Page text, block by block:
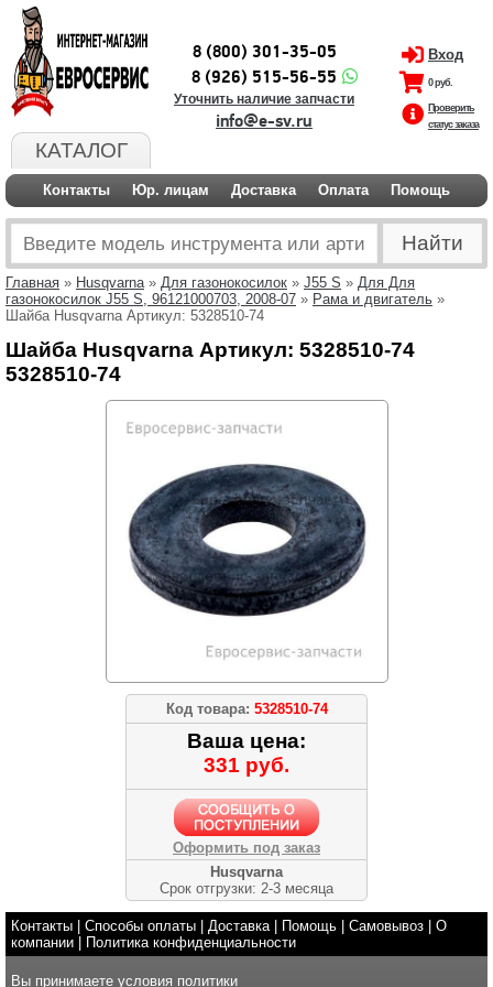
КАТАЛОГ
8 (800) 301-35-05
8 (926) 515-56-55
Уточнить наличие запчасти
info@e-sv.ru
Вход
0 руб.
Проверить
статус заказа
Контакты Юр. лицам Доставка Оплата Помощь
Главная » Husqvarna» Для газонокосилок » J55 S » Для Для
газонокосилок J55 S, 96121000703, 2008-07 » Рама и двигатель »
Шайба Husqvarna Артикул: 5328510-74
Шайба Husqvarna Артикул: 5328510-74
5328510-74
Код товара: 5328510-74
Ваша цена:
331 руб.
Оформить под заказ
Husqvarna
Срок отгрузки: 2-3 месяца
Контакты Способы оплаты Доставка| Помощь Самовывоз
О
компании
Политика конфиденциальности
Вы принимаете условия политики